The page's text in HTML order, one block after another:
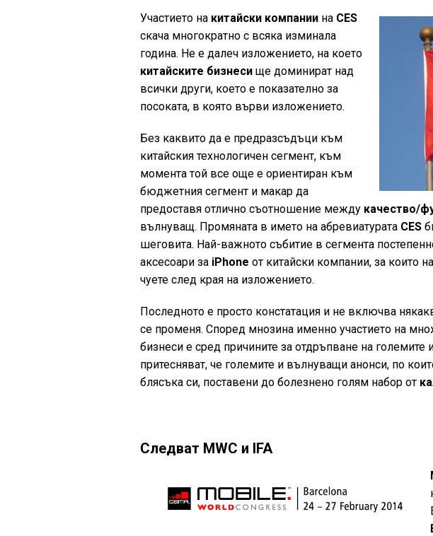
Участието на китайски компании на CES
скача многократно с всяка изминала
година. Не е далеч изложението, на което
китайските бизнеси ще доминират над
всички други, което е показателно за
посоката, в която върви изложението.
Без каквито да е предразсъдъци към
китайския технологичен сегмент, към
момента той все още е ориентиран към
бюджетния сегмент и макар да
предоставя отлично съотношение между качество/
вълнуващ. Промяната в името на абревиатурата CES
шеговита. Най-важното събитие в сегмента
аксесоари за iPhone от китайски компании, за които
чуете след края на изложението.
Последното е просто констатация и не включва
се променя. Според мнозина именно участието на
бизнеси е сред причините за отдръпване на големите
притесняват, че големите и вълнуващи анонси, по
блясъка си, поставени до болезнено голям набор от
Следват MWC и IFA